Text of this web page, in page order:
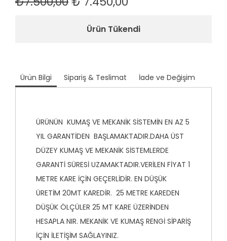
Ürün Tükendi
Ürün Bilgi Sipariş & Teslimat İade ve Değişim
ÜRÜNÜN KUMAŞ VE MEKANİK SİSTEMİN EN AZ 5
YIL GARANTİDEN BAŞLAMAKTADIR.DAHA ÜST
DÜZEY KUMAŞ VE MEKANİK SİSTEMLERDE
GARANTİ SÜRESİ UZAMAKTADIR.VERİLEN FİYAT 1
METRE KARE İÇİN GEÇERLİDİR. EN DÜŞÜK
ÜRETİM 20MT KAREDİR. 25 METRE KAREDEN
DÜŞÜK ÖLÇÜLER 25 MT KARE ÜZERİNDEN
HESAPLA NIR. MEKANİK VE KUMAŞ RENGİ SİPARİŞ
İÇİN İLETİŞİM SAĞLAYINIZ.